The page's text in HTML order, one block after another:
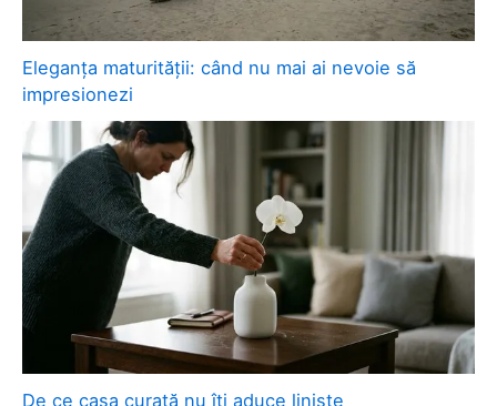
Eleganța maturității: când nu mai ai nevoie să
impresionezi
De ce casa curată nu îți aduce liniște